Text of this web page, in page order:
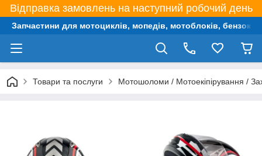
Відправка замовлень на наступний робочий день
Запчастини для мотоциклів, мопедів, мотоблоків,
Товари та послуги Мотошоломи / Мотоекіпірування /